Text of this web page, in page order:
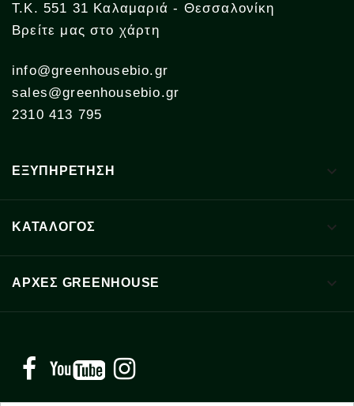
Τ.Κ. 551 31 Καλαμαριά - Θεσσαλονίκη
Βρείτε μας στο χάρτη
info@greenhousebio.gr
sales@greenhousebio.gr
2310 413 795
ΕΞΥΠΗΡΕΤΗΣΗ 
ΚΑΤΑΛΟΓΟΣ 
ΑΡΧΈΣ GREENHOUSE 
Facebook YouTube